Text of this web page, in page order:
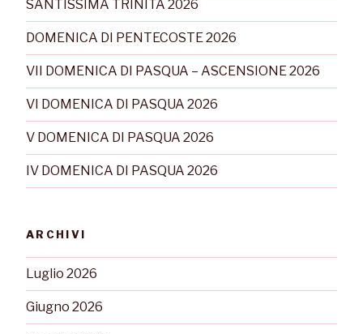
SANTISSIMA TRINITÀ 2026
DOMENICA DI PENTECOSTE 2026
VII DOMENICA DI PASQUA – ASCENSIONE 2026
VI DOMENICA DI PASQUA 2026
V DOMENICA DI PASQUA 2026
IV DOMENICA DI PASQUA 2026
ARCHIVI
Luglio 2026
Giugno 2026